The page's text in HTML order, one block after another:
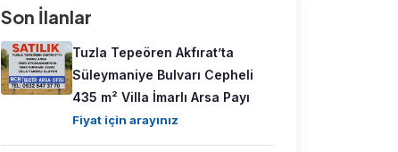
Son İlanlar
Tuzla Tepeören Akfırat’ta
Süleymaniye Bulvarı Cepheli
435 m² Villa İmarlı Arsa Payı
Fiyat için arayınız